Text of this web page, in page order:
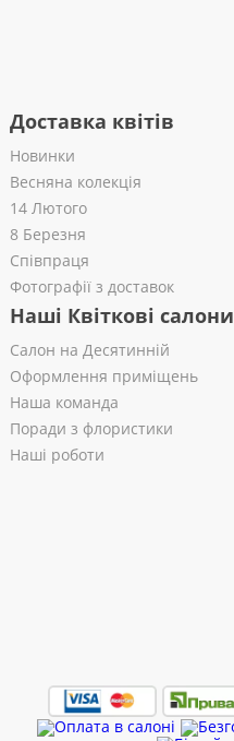
Доставка квітів
Новинки
Весняна колекція
14 Лютого
8 Березня
Співпраця
Фотографії з доставок
Наші Квіткові салони
Салон на Десятинній
Оформлення приміщень
Наша команда
Поради з флористики
Наші роботи